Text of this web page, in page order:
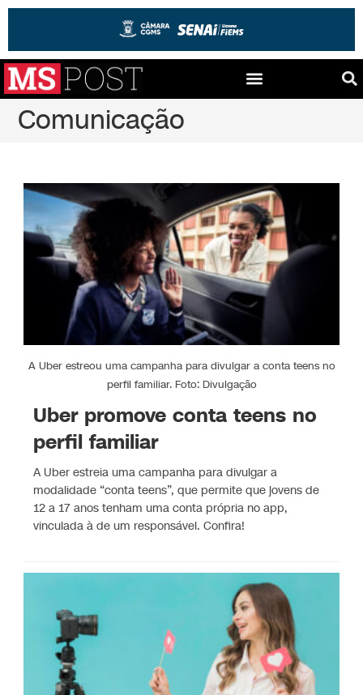
Comunicação
A Uber estreou uma campanha para divulgar a conta teens no
perfil familiar. Foto: Divulgação
Uber promove conta teens no
perfil familiar
A Uber estreia uma campanha para divulgar a
modalidade “conta teens”, que permite que jovens de
12 a 17 anos tenham uma conta própria no app,
vinculada à de um responsável. Confira!